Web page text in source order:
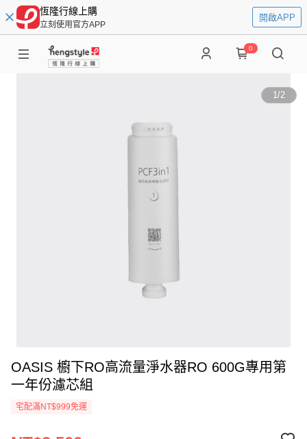
恆隆行線上購
立刻使用官方APP
開啟APP
0
1/2
OASIS 櫥下RO高流量淨水器RO 600G專用第
一年份濾芯組
宅配滿NT$999免運